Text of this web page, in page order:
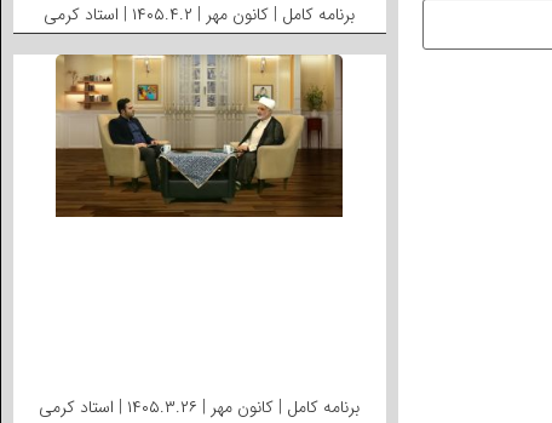
برنامه کامل | کانون مهر | ۱۴۰۵.۴.۲ | استاد کرمی
برنامه کامل | کانون مهر | ۱۴۰۵.۳.۲۶ | استاد کرمی